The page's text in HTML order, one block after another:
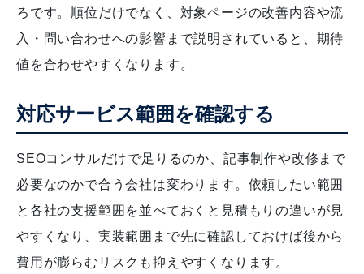
ろです。順位だけでなく、対象ページの改善内容や流
入・問い合わせへの影響まで説明されていると、期待
値を合わせやすくなります。
対応サービス範囲を確認する
SEOコンサルだけで足りるのか、記事制作や改修まで
必要なのかで合う会社は変わります。依頼したい範囲
と各社の支援範囲を並べておくと見積もりの違いが見
やすくなり、実装範囲まで先に確認しておけば後から
費用が膨らむリスクも抑えやすくなります。